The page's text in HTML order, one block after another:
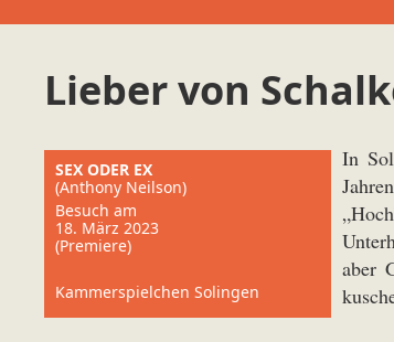
Lieber von
SEX ODER EX
(Anthony Neilson)
Besuch am
18. März 2023
(Premiere)
Kammerspielchen Solingen
In
aber